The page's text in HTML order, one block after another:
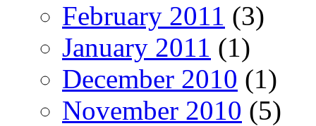
February 2011 (3)
January 2011 (1)
December 2010 (1)
November 2010 (5)